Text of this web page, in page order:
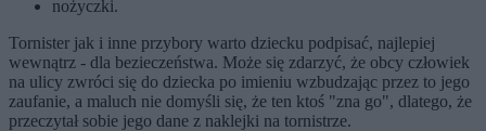
nożyczki.
Tornister jak i inne przybory warto dziecku podpisać, najlepiej
wewnątrz - dla bezieczeństwa. Może się zdarzyć, że obcy człowiek
na ulicy zwróci się do dziecka po imieniu wzbudzając przez to jego
zaufanie, a maluch nie domyśli się, że ten ktoś "zna go", dlatego, że
przeczytał sobie jego dane z naklejki na tornistrze.